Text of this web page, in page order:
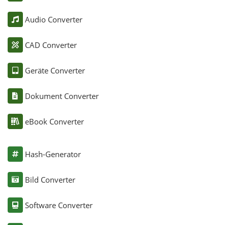
Audio Converter
CAD Converter
Geräte Converter
Dokument Converter
eBook Converter
Hash-Generator
Bild Converter
Software Converter